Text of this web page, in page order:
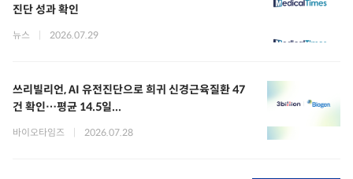
진단 성과 확인
뉴스 2026.07.29
쓰리빌리언, AI 유전진단으로 희귀 신경근육질환 47
건 확인…평균 14.5일...
바이오타임즈 2026.07.28